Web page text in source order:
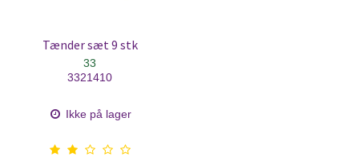
Tænder sæt 9 stk
33
3321410
Ikke på lager